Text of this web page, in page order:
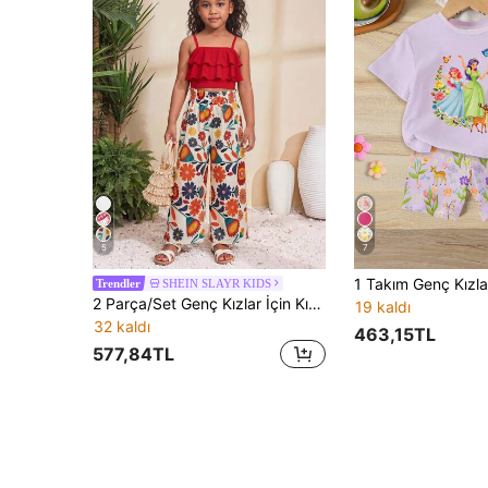
5
Trendler SHEIN SLAYR KIDS
2 Parça/Set Genç Kızlar İçin Kırmızı Örme Yelek + Bol Kesim Baskılı Pantolon Takımı, Plaj, Kamp, Aile Toplantıları İçin Günlük Rahat Kombin Kıyafet
32 kaldı
577,84TL
7
19 kaldı
463,15TL